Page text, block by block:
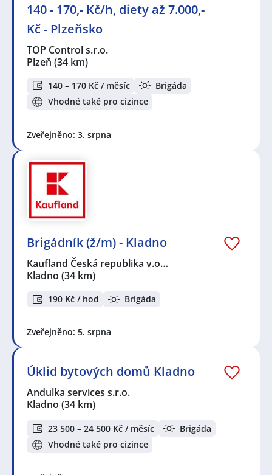
140 - 170,- Kč/h, diety až 7.000,-
Kč - Plzeňsko
TOP Control s.r.o.
Plzeň (34 km)
140 – 170 Kč / měsíc
Brigáda
Vhodné také pro cizince
Zveřejněno: 3. srpna
Brigádník (ž/m) - Kladno
Kaufland Česká republika v.o…
Kladno (34 km)
190 Kč / hod Brigáda
Zveřejněno: 5. srpna
Úklid bytových domů Kladno
Andulka services s.r.o.
Kladno (34 km)
23 500 – 24 500 Kč / měsíc
Brigáda
Vhodné také pro cizince